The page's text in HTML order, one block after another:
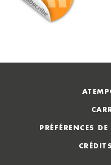
PRÉFÉRENCES